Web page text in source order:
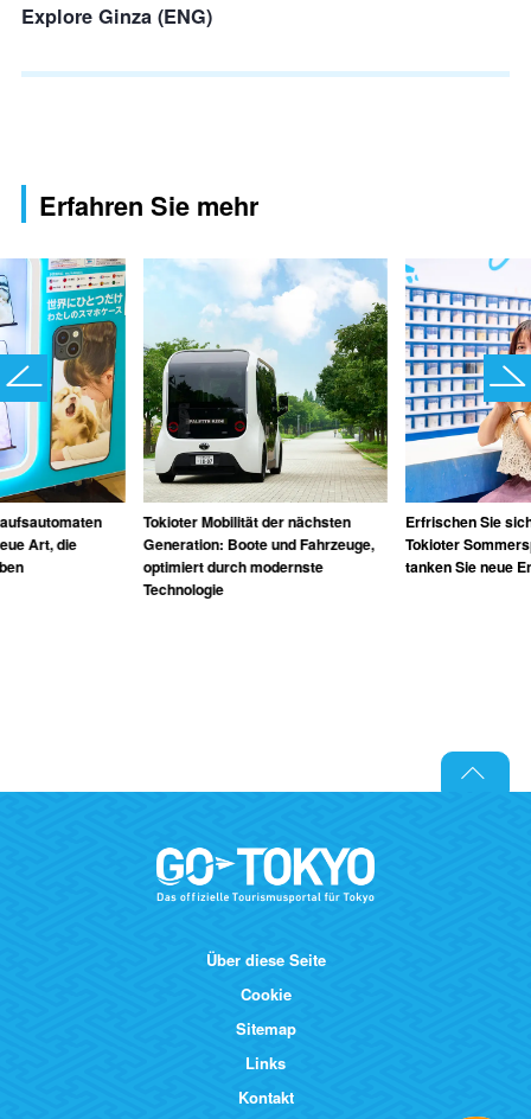
Explore Ginza (ENG)
Erfahren Sie mehr
Art, die
Tokioter Mobilität der nächsten
Generation: Boote und Fahrzeuge,
optimiert durch modernste
Technologie
Erfrischen Sie
Tokioter
tanken Sie neue
Über diese Seite
Cookie
Sitemap
Links
Kontakt